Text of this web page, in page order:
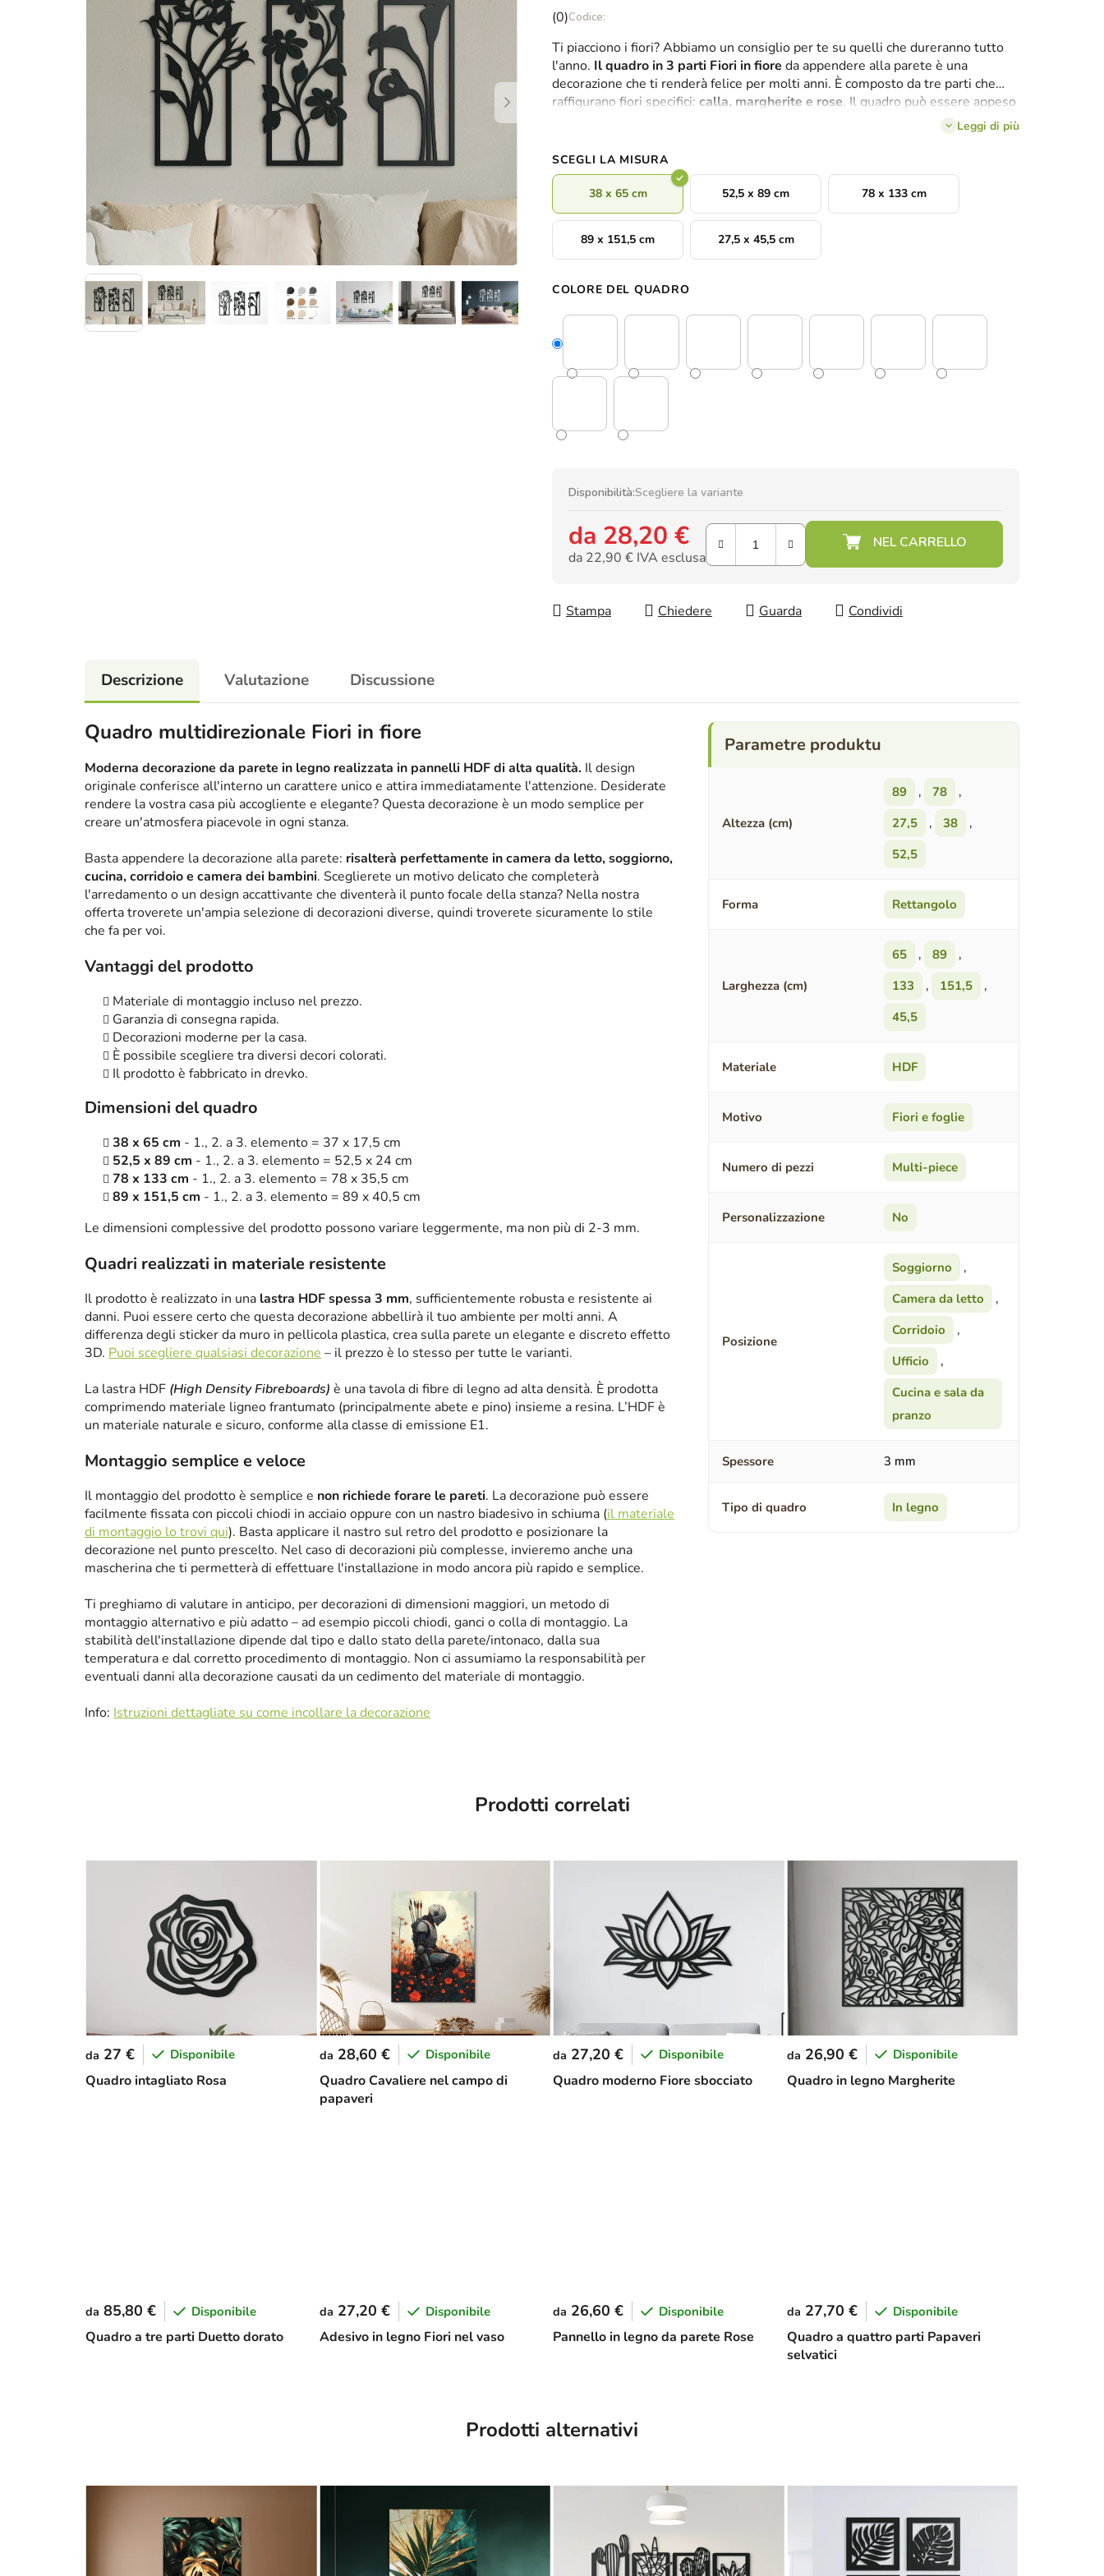
La
media
del
prodotto
è
5
stelle.
(0)
Ti piacciono i fiori? Abbiamo un consiglio per te su quelli che dureranno tutto
l'anno. Il quadro in 3 parti Fiori in fiore da appendere alla parete è una
decorazione che ti renderà felice per molti anni. È composto da tre parti che
raffigurano fiori specifici: calla, margherite e rose. Il quadro può essere appeso
Leggi di più
SCEGLI LA MISURA
38 x 65 cm 52,5 x 89 cm 78 x 133 cm
89 x 151,5 cm 27,5 x 45,5 cm
COLORE DEL QUADRO
Disponibilità:Scegliere la variante
da 28,20 €
da 22,90 € IVA esclusa
Stampa
Chiedere Guarda Condividi
Descrizione Valutazione Discussione
Quadro multidirezionale Fiori in fiore
Moderna decorazione da parete in legno realizzata in pannelli HDF di alta qualità. Il design
originale conferisce all'interno un carattere unico e attira immediatamente l'attenzione. Desiderate
rendere la vostra casa più accogliente e elegante? Questa decorazione è un modo semplice per
creare un'atmosfera piacevole in ogni stanza.
Basta appendere la decorazione alla parete: risalterà perfettamente in camera da letto, soggiorno,
cucina, corridoio e camera dei bambini. Sceglierete un motivo delicato che completerà
l'arredamento o un design accattivante che diventerà il punto focale della stanza? Nella nostra
offerta troverete un'ampia selezione di decorazioni diverse, quindi troverete sicuramente lo stile
che fa per voi.
Vantaggi del prodotto
Materiale di montaggio incluso nel prezzo.
Garanzia di consegna rapida.
Decorazioni moderne per la casa.
È possibile scegliere tra diversi decori colorati.
Il prodotto è fabbricato in drevko.
Dimensioni del quadro
38 x 65 cm - 1., 2. a 3. elemento = 37 x 17,5 cm
52,5 x 89 cm - 1., 2. a 3. elemento = 52,5 x 24 cm
78 x 133 cm - 1., 2. a 3. elemento = 78 x 35,5 cm
89 x 151,5 cm - 1., 2. a 3. elemento = 89 x 40,5 cm
Le dimensioni complessive del prodotto possono variare leggermente, ma non più di 2-3 mm.
Quadri realizzati in materiale resistente
Il prodotto è realizzato in una lastra HDF spessa 3 mm, sufficientemente robusta e resistente ai
danni. Puoi essere certo che questa decorazione abbellirà il tuo ambiente per molti anni. A
differenza degli sticker da muro in pellicola plastica, crea sulla parete un elegante e discreto effetto
3D. Puoi scegliere qualsiasi decorazione – il prezzo è lo stesso per tutte le varianti.
La lastra HDF (High Density Fibreboards) è una tavola di fibre di legno ad alta densità. È prodotta
comprimendo materiale ligneo frantumato (principalmente abete e pino) insieme a resina. L’HDF è
un materiale naturale e sicuro, conforme alla classe di emissione E1.
Montaggio semplice e veloce
Il montaggio del prodotto è semplice e non richiede forare le pareti. La decorazione può essere
facilmente fissata con piccoli chiodi in acciaio oppure con un nastro biadesivo in schiuma (il materiale
di montaggio lo trovi qui). Basta applicare il nastro sul retro del prodotto e posizionare la
decorazione nel punto prescelto. Nel caso di decorazioni più complesse, invieremo anche una
mascherina che ti permetterà di effettuare l'installazione in modo ancora più rapido e semplice.
Ti preghiamo di valutare in anticipo, per decorazioni di dimensioni maggiori, un metodo di
montaggio alternativo e più adatto – ad esempio piccoli chiodi, ganci o colla di montaggio. La
stabilità dell'installazione dipende dal tipo e dallo stato della parete/intonaco, dalla sua
temperatura e dal corretto procedimento di montaggio. Non ci assumiamo la responsabilità per
eventuali danni alla decorazione causati da un cedimento del materiale di montaggio.
Info: Istruzioni dettagliate su come incollare la decorazione
Altezza (cm)
89 , 78
,
27,5
, 38
,
52,5
Forma Rettangolo
Larghezza (cm)
65 , 89
,
133
, 151,5
,
45,5
Materiale HDF
Motivo Fiori e foglie
Numero di pezzi Multi-piece
Personalizzazione No
Posizione
Soggiorno
,
Camera da letto
,
Corridoio
,
Ufficio
,
Cucina e sala da
pranzo
Spessore 3 mm
Tipo di quadro In legno
Prodotti correlati
Quadro intagliato Rosa
da 27 € Disponibile
Quadro Cavaliere nel campo di
papaveri
da 28,60 € Disponibile
Quadro moderno Fiore sbocciato
da 27,20 € Disponibile
Quadro in legno Margherite
da 26,90 € Disponibile
Quadro a tre parti Duetto dorato
da 85,80 € Disponibile
Adesivo in legno Fiori nel vaso
da 27,20 € Disponibile
Pannello in legno da parete Rose
da 26,60 € Disponibile
Quadro a quattro parti Papaveri
selvatici
da 27,70 € Disponibile
Prodotti alternativi